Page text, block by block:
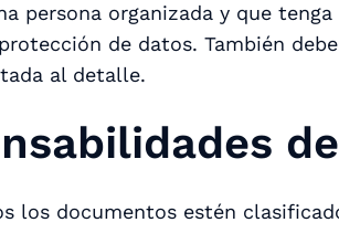
persona organizada y que
de datos. También
al detalle.
los documentos estén